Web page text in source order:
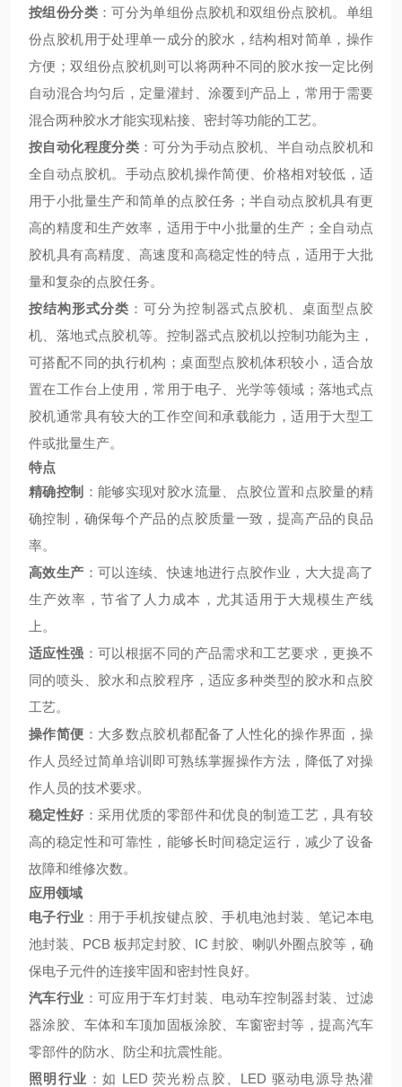
按组份分类：可分为单组份点胶机和双组份点胶机。单组
份点胶机用于处理单一成分的胶水，结构相对简单，操作
方便；双组份点胶机则可以将两种不同的胶水按一定比例
自动混合均匀后，定量灌封、涂覆到产品上，常用于需要
混合两种胶水才能实现粘接、密封等功能的工艺。
按自动化程度分类 ：可分为手动点胶机、半自动点胶机和
全自动点胶机。手动点胶机操作简便、价格相对较低，适
用于小批量生产和简单的点胶任务；半自动点胶机具有更
高的精度和生产效率，适用于中小批量的生产；全自动点
胶机具有高精度、高速度和高稳定性的特点，适用于大批
量和复杂的点胶任务。
按结构形式分类 ：可分为控制器式点胶机、桌面型点胶
机、落地式点胶机等。控制器式点胶机以控制功能为主，
可搭配不同的执行机构；桌面型点胶机体积较小，适合放
置在工作台上使用，常用于电子、光学等领域；落地式点
胶机通常具有较大的工作空间和承载能力，适用于大型工
件或批量生产。
特点
精确控制 ：能够实现对胶水流量、点胶位置和点胶量的精
确控制，确保每个产品的点胶质量一致，提高产品的良品
率。
高效生产 ：可以连续、快速地进行点胶作业，大大提高了
生产效率，节省了人力成本，尤其适用于大规模生产线
上。
适应性强 ：可以根据不同的产品需求和工艺要求，更换不
同的喷头、胶水和点胶程序，适应多种类型的胶水和点胶
工艺。
操作简便 ：大多数点胶机都配备了人性化的操作界面，操
作人员经过简单培训即可熟练掌握操作方法，降低了对操
作人员的技术要求。
稳定性好 ：采用优质的零部件和优良的制造工艺，具有较
高的稳定性和可靠性，能够长时间稳定运行，减少了设备
故障和维修次数。
应用领域
电子行业 ：用于手机按键点胶、手机电池封装、笔记本电
池封装、PCB 板邦定封胶、IC 封胶、喇叭外圈点胶等，确
保电子元件的连接牢固和密封性良好。
汽车行业 ：可应用于车灯封装、电动车控制器封装、过滤
器涂胶、车体和车顶加固板涂胶、车窗密封等，提高汽车
零部件的防水、防尘和抗震性能。
照明行业 ：如 LED 荧光粉点胶、LED 驱动电源导热灌